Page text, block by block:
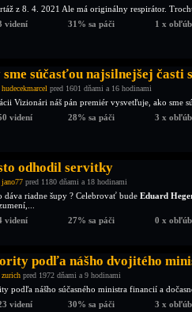
z 8. 4. 2021 Ale má originálny respirátor.
videní
31% sa páči 1 x
súčasťou najsilnejšej časti
hudecekmarcel pred 1601 dňami a 16 hodinami
Vizionári náš pán premiér vysvetľuje, ako sme
videní
28% sa páči 3 x
odhodil servitky
jano77 pred 1180 dňami a 18 hodinami
dáva riadne šupy ? Celebrovať bude Eduard
videní
27% sa páči 0 x
podľa nášho dvojitého
zurich pred 1972 dňami a 9 hodinami
podľa nášho súčasného ministra financií a
videní
30% sa páči 3 x